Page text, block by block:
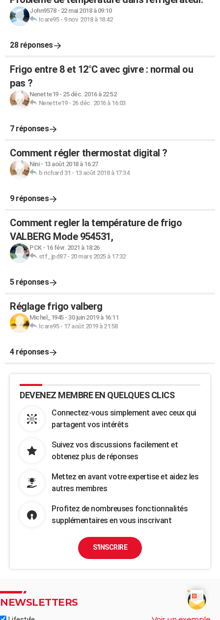
John9578- 22 mai 2018 à 09:10
Icare95- 9 nov. 2018 à 18:42
28 réponses
Frigo entre 8 et 12°C avec givre : normal ou
pas ?
Nenette19- 25 déc. 2016 à 22:52
Nenette19- 26 déc. 2016 à 16:03
7 réponses
Comment régler thermostat digital ?
Nini- 13 août 2018 à 16:27
b richard 31 - 13 août 2018 à 17:34
9 réponses
Comment regler la température de frigo
VALBERG Mode 954531,
PCK- 16 févr. 2021 à 18:26
stf_jpd87- 20 mars 2025 à 17:32
5 réponses
Réglage frigo valberg
Michel_1945- 30 juin 2019 à 16:11
Icare95- 17 août 2019 à 21:58
4 réponses
DEVENEZ MEMBRE EN QUELQUES CLICS
Connectez-vous simplement avec ceux qui
partagent vos intérêts
Suivez vos discussions facilement et
obtenez plus de réponses
Mettez en avant votre expertise et aidez les
autres membres
Profitez de nombreuses fonctionnalités
supplémentaires en vous inscrivant
S'INSCRIRE
NEWSLETTERS